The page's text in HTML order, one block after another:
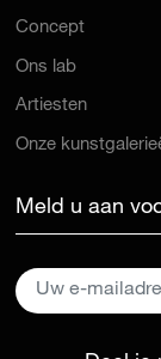
Concept
Ons lab
Artiesten
Onze
Meld u aan